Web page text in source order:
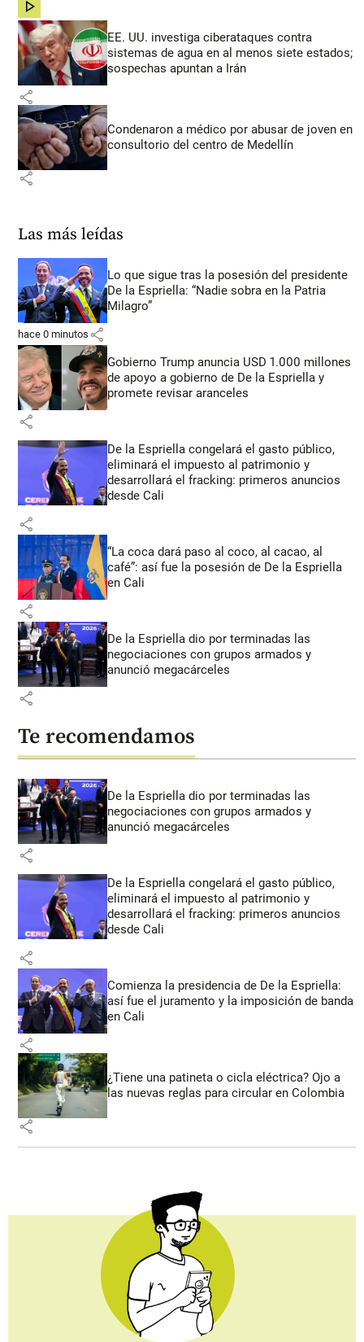
share
EE. UU. investiga ciberataques contra
sistemas de agua en al menos siete estados;
sospechas apuntan a Irán
share
Condenaron a médico por abusar de joven en
consultorio del centro de Medellín
share
Las más leídas
Lo que sigue tras la posesión del presidente
De la Espriella: “Nadie sobra en la Patria
Milagro”
hace 0 minutos share
Gobierno Trump anuncia USD 1.000 millones
de apoyo a gobierno de De la Espriella y
promete revisar aranceles
share
De la Espriella congelará el gasto público,
eliminará el impuesto al patrimonio y
desarrollará el fracking: primeros anuncios
desde Cali
share
“La coca dará paso al coco, al cacao, al
café”: así fue la posesión de De la Espriella
en Cali
share
De la Espriella dio por terminadas las
negociaciones con grupos armados y
anunció megacárceles
share
Te recomendamos
De la Espriella dio por terminadas las
negociaciones con grupos armados y
anunció megacárceles
share
De la Espriella congelará el gasto público,
eliminará el impuesto al patrimonio y
desarrollará el fracking: primeros anuncios
desde Cali
share
Comienza la presidencia de De la Espriella:
así fue el juramento y la imposición de banda
en Cali
share
¿Tiene una patineta o cicla eléctrica? Ojo a
las nuevas reglas para circular en Colombia
share